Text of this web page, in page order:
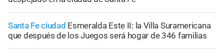
Santa Fe ciudad Esmeralda Este II: la Villa Suramericana
que después de los Juegos será hogar de 346 familias